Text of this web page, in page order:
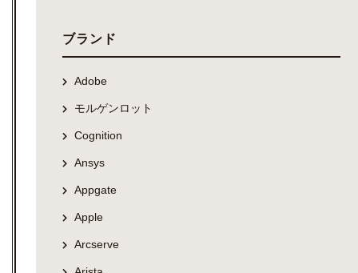
ブランド
Adobe
モルゲンロット
Cognition
Ansys
Appgate
Apple
Arcserve